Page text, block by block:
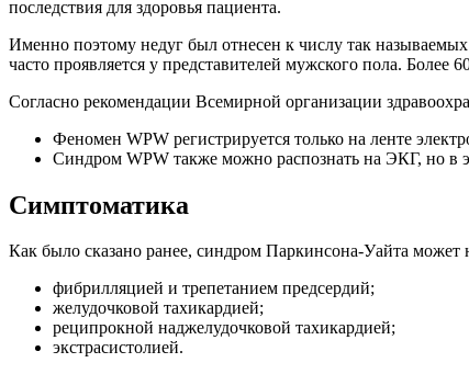
последствия для здоровья пациента.
Именно поэтому недуг был отнесен к числу так
часто проявляется у представителей мужского пола. Более
Согласно рекомендации Всемирной организации
Феномен WPW регистрируется только на ленте
Синдром WPW также можно распознать на ЭКГ, но в
Симптоматика
Как было сказано ранее, синдром Паркинсона-Уайта может
фибрилляцией и трепетанием предсердий;
желудочковой тахикардией;
реципрокной наджелудочковой тахикардией;
экстрасистолией.